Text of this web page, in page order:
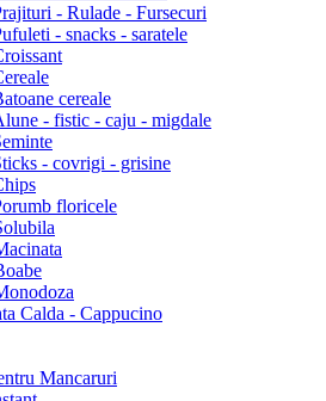
- Rulade - Fursecuri
- snacks - saratele
cereale
- fistic - caju - migdale
- covrigi - grisine
floricele
Calda - Cappucino
Mancaruri